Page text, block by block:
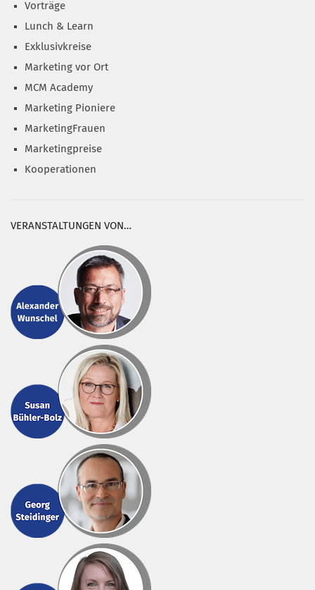
Vorträge
Lunch & Learn
Exklusivkreise
Marketing vor Ort
MCM Academy
Marketing Pioniere
MarketingFrauen
Marketingpreise
Kooperationen
VERANSTALTUNGEN VON…